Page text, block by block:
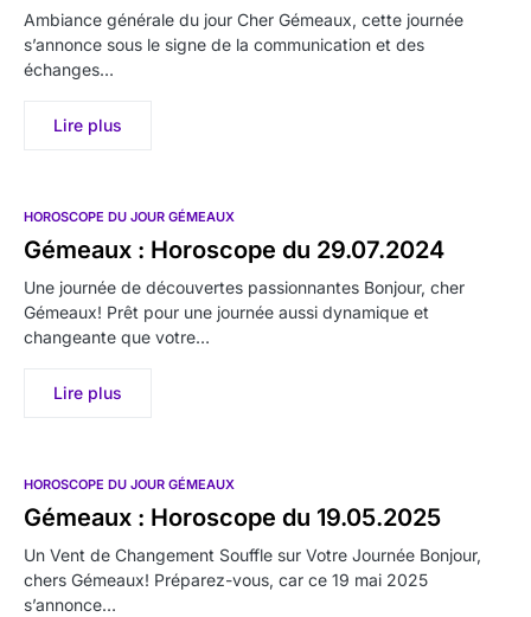
Ambiance générale du jour Cher Gémeaux, cette journée
s’annonce sous le signe de la communication et des
échanges…
Lire plus
HOROSCOPE DU JOUR GÉMEAUX
Gémeaux : Horoscope du 29.07.2024
Une journée de découvertes passionnantes Bonjour, cher
Gémeaux! Prêt pour une journée aussi dynamique et
changeante que votre…
Lire plus
HOROSCOPE DU JOUR GÉMEAUX
Gémeaux : Horoscope du 19.05.2025
Un Vent de Changement Souffle sur Votre Journée Bonjour,
chers Gémeaux! Préparez-vous, car ce 19 mai 2025
s’annonce…